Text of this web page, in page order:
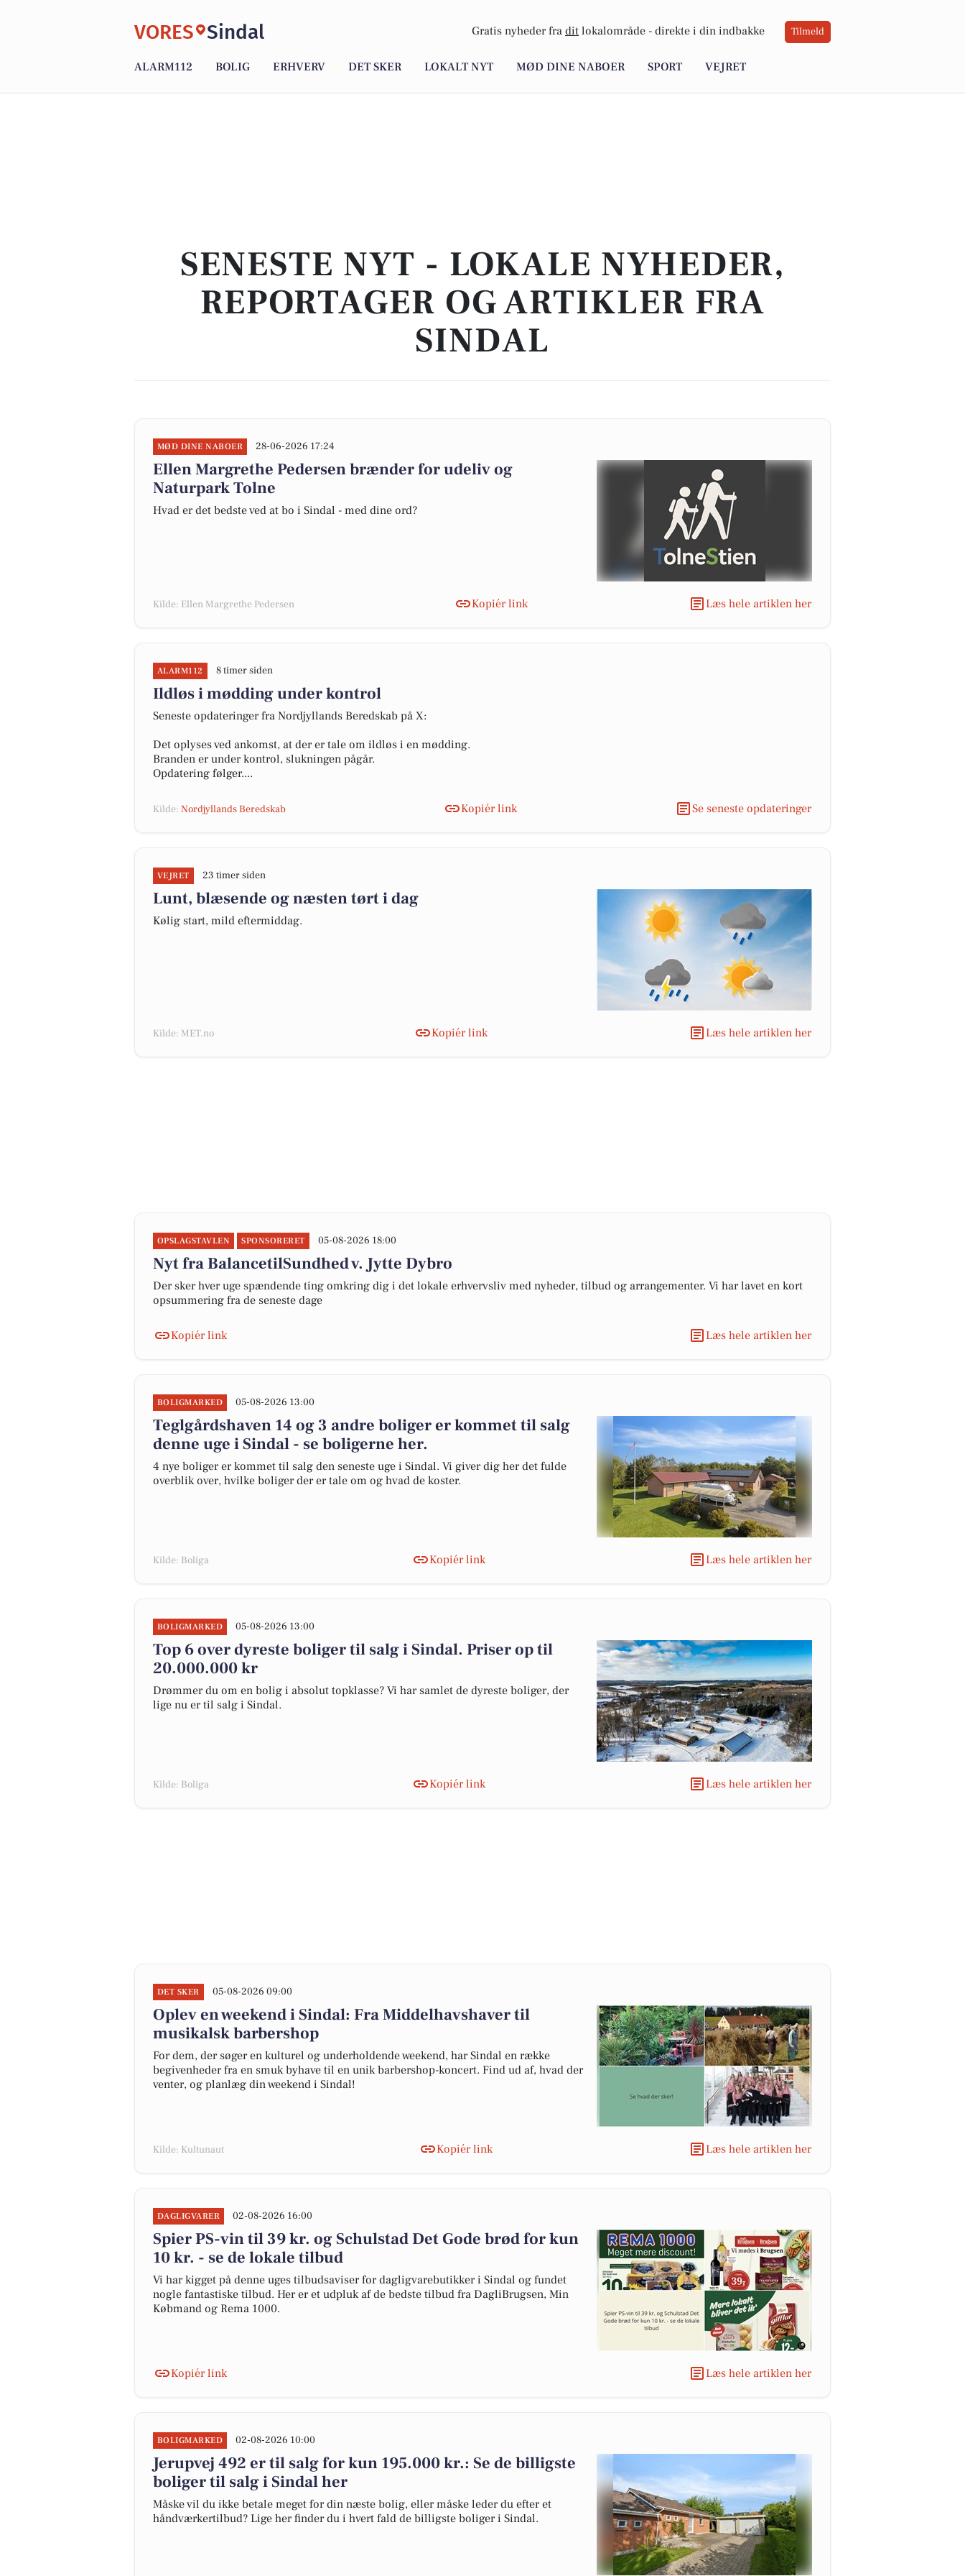
VORES Sindal Gratis nyheder fra dit lokalområde - direkte i din indbakke Tilmeld
ALARM112 BOLIG ERHVERV DET SKER LOKALT NYT MØD DINE NABOER SPORT VEJRET
SENESTE NYT - LOKALE NYHEDER,
REPORTAGER OG ARTIKLER FRA
SINDAL
MØD DINE NABOER 28-06-2026 17:24
Ellen Margrethe Pedersen brænder for udeliv og
Naturpark Tolne
Hvad er det bedste ved at bo i Sindal - med dine ord?
Kilde: Ellen Margrethe Pedersen Kopiér link Læs hele artiklen her
ALARM112 8 timer siden
Ildløs i mødding under kontrol
Seneste opdateringer fra Nordjyllands Beredskab på X:
Det oplyses ved ankomst, at der er tale om ildløs i en mødding.
Branden er under kontrol, slukningen pågår.
Opdatering følger....
Kilde: Nordjyllands Beredskab Kopiér link Se seneste opdateringer
VEJRET 23 timer siden
Lunt, blæsende og næsten tørt i dag
Kølig start, mild eftermiddag.
Kilde: MET.no Kopiér link Læs hele artiklen her
OPSLAGSTAVLEN SPONSORERET 05-08-2026 18:00
Nyt fra BalancetilSundhed v. Jytte Dybro
Der sker hver uge spændende ting omkring dig i det lokale erhvervsliv med nyheder, tilbud og arrangementer. Vi har lavet en kort
opsummering fra de seneste dage
Kopiér link Læs hele artiklen her
BOLIGMARKED 05-08-2026 13:00
Teglgårdshaven 14 og 3 andre boliger er kommet til salg
denne uge i Sindal - se boligerne her.
4 nye boliger er kommet til salg den seneste uge i Sindal. Vi giver dig her det fulde
overblik over, hvilke boliger der er tale om og hvad de koster.
Kilde: Boliga Kopiér link Læs hele artiklen her
BOLIGMARKED 05-08-2026 13:00
Top 6 over dyreste boliger til salg i Sindal. Priser op til
20.000.000 kr
Drømmer du om en bolig i absolut topklasse? Vi har samlet de dyreste boliger, der
lige nu er til salg i Sindal.
Kilde: Boliga Kopiér link Læs hele artiklen her
DET SKER 05-08-2026 09:00
Oplev en weekend i Sindal: Fra Middelhavshaver til
musikalsk barbershop
For dem, der søger en kulturel og underholdende weekend, har Sindal en række
begivenheder fra en smuk byhave til en unik barbershop-koncert. Find ud af, hvad der
venter, og planlæg din weekend i Sindal!
Kilde: Kultunaut Kopiér link Læs hele artiklen her
DAGLIGVARER 02-08-2026 16:00
Spier PS-vin til 39 kr. og Schulstad Det Gode brød for kun
10 kr. - se de lokale tilbud
Vi har kigget på denne uges tilbudsaviser for dagligvarebutikker i Sindal og fundet
nogle fantastiske tilbud. Her er et udpluk af de bedste tilbud fra DagliBrugsen, Min
Købmand og Rema 1000.
Kopiér link Læs hele artiklen her
BOLIGMARKED 02-08-2026 10:00
Jerupvej 492 er til salg for kun 195.000 kr.: Se de billigste
boliger til salg i Sindal her
Måske vil du ikke betale meget for din næste bolig, eller måske leder du efter et
håndværkertilbud? Lige her finder du i hvert fald de billigste boliger i Sindal.